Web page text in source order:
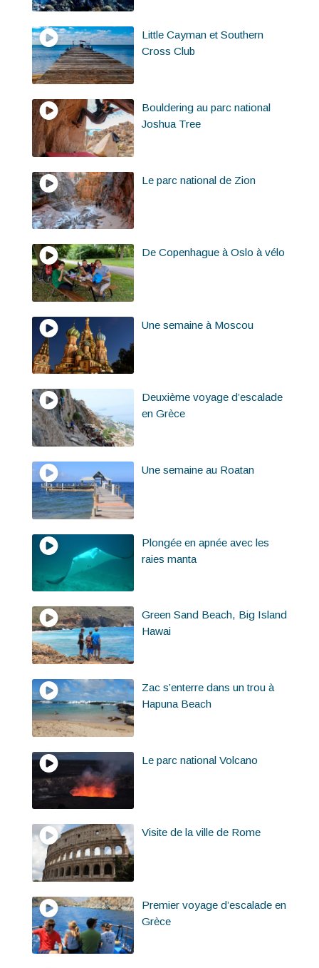
Little Cayman et Southern
Cross Club
Bouldering au parc national
Joshua Tree
Le parc national de Zion
De Copenhague à Oslo à vélo
Une semaine à Moscou
Deuxième voyage d’escalade
en Grèce
Une semaine au Roatan
Plongée en apnée avec les
raies manta
Green Sand Beach, Big Island
Hawai
Zac s’enterre dans un trou à
Hapuna Beach
Le parc national Volcano
Visite de la ville de Rome
Premier voyage d’escalade en
Grèce